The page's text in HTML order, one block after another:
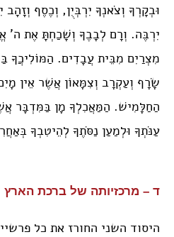
וּבְקָרְךָ וְצֹאנְךָ יִרְבְּיֻן, וְכֶסֶף
יִרְבֶּה. וְרָם לְבָבֶךָ וְשָׁכַחְתָּ אֶת ה’
מִצְרַיִם מִבֵּית עֲבָדִים. הַמּוֹלִיכֲךָ
שָׂרָף וְעַקְרָב וְצִמָּאוֹן אֲשֶׁר אֵין
הַחַלָּמִישׁ. הַמַּאֲכִלְךָ מָן בַּמִּדְבָּר
עַנֹּתְךָ וּלְמַעַן נַסֹּתֶךָ לְהֵיטִבְךָ
ד – מרכזיותה של ברכת הארץ
היסוד השני החורז את כל